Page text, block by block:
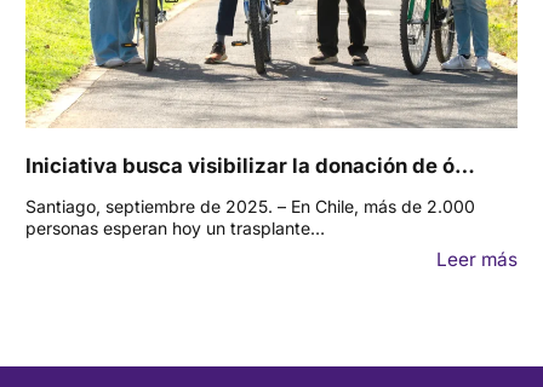
Iniciativa busca visibilizar la donación de ó…
Santiago, septiembre de 2025. – En Chile, más de 2.000
personas esperan hoy un trasplante…
Leer más